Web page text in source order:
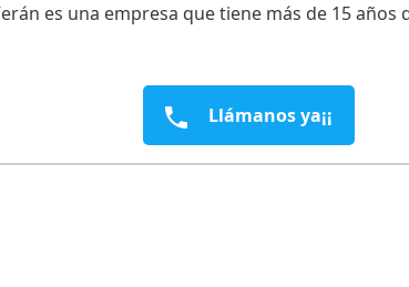
es una empresa que tiene más de 15 años
Llámanos ya¡¡